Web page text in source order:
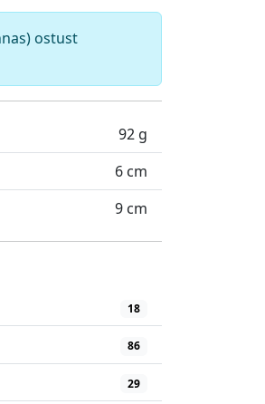
ostust
92 g
6 cm
9 cm
18
86
29